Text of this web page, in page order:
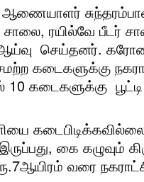
ஆணையாளர்
ரயில்வே பீடர்
ஆய்வு செய்தனர்.
கடைகளுக்கு
கடைகளுக்கு
கை கழுவும்
வரை